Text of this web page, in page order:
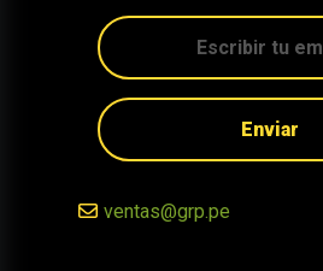
Enviar
ventas@grp.pe